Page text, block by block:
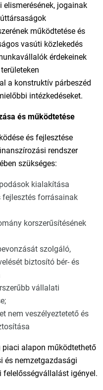
jogainak
működtetése és
vasúti közlekedés
érdekeinek
a konstruktív párbeszéd
intézkedéseket.
és működtetése
és fejlesztése
rendszer
szükséges:
kialakítása
forrásainak
korszerűsítésének
szolgáló,
biztosító bér- és
vállalati
nem veszélyeztetető és
alapon működtethető
és nemzetgazdasági
igényel.